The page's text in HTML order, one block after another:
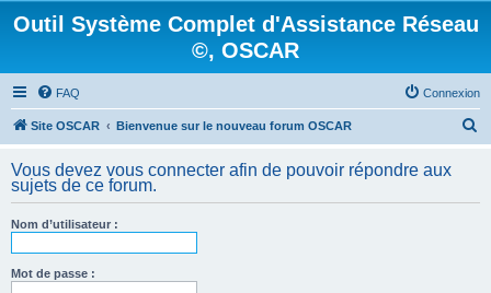
Outil Système Complet d'Assistance Réseau
©, OSCAR
FAQ Connexion
Site OSCAR Bienvenue sur le nouveau forum OSCAR
h
Vous devez vous connecter afin de pouvoir répondre aux
sujets de ce forum.
Nom d’utilisateur :
Mot de passe :